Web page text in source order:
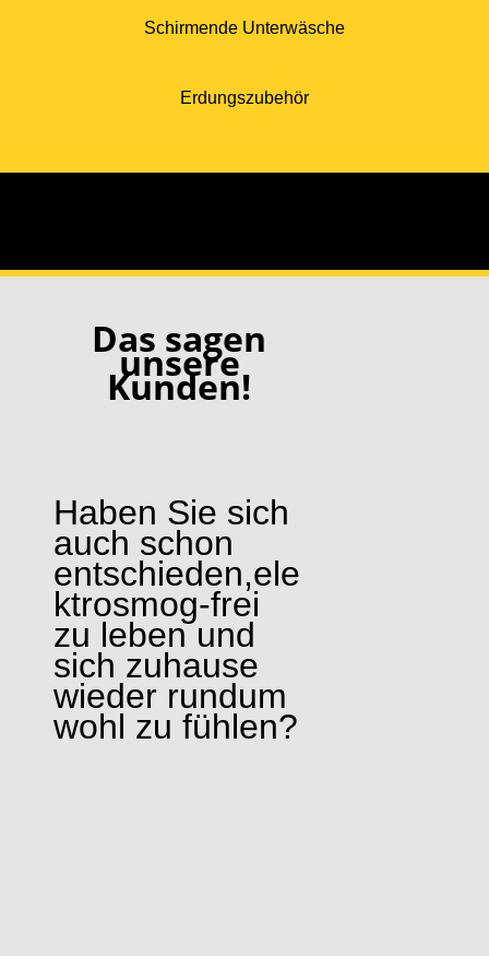
Schirmende Unterwäsche
Erdungszubehör
Das sagen
unsere
Kunden!
Haben Sie sich
auch schon
entschieden,ele
ktrosmog-frei
zu leben und
sich zuhause
wieder rundum
wohl zu fühlen?